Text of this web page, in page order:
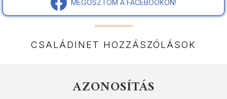
MEGOSZTOM A FACEBOOKON!
CSALÁDINET HOZZÁSZÓLÁSOK
AZONOSÍTÁS